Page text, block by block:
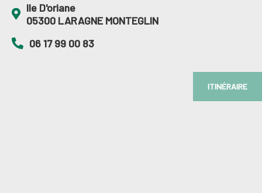
Ile D'oriane
05300 LARAGNE MONTEGLIN
06 17 99 00 83
ITINÉRAIRE